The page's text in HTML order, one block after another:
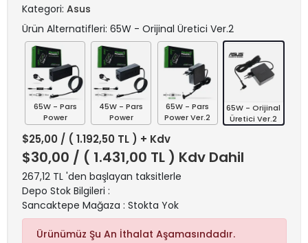
Kategori: Asus
Ürün Alternatifleri: 65W - Orijinal Üretici Ver.2
65W - Pars
Power
45W - Pars
Power
65W - Pars
Power Ver.2
65W - Orijinal
Üretici Ver.2
$25,00 / ( 1.192,50 TL ) + Kdv
$30,00 / ( 1.431,00 TL ) Kdv Dahil
267,12 TL 'den başlayan taksitlerle
Depo Stok Bilgileri :
Sancaktepe Mağaza : Stokta Yok
Ürünümüz Şu An İthalat Aşamasındadır.